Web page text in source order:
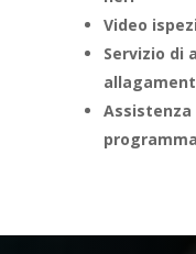
Video
Servizio di